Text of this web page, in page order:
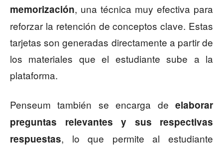
memorización, una técnica muy efectiva para
reforzar la retención de conceptos clave. Estas
tarjetas son generadas directamente a partir de
los materiales que el estudiante sube a la
plataforma.
Penseum también se encarga de elaborar
preguntas relevantes y sus respectivas
respuestas, lo que permite al estudiante